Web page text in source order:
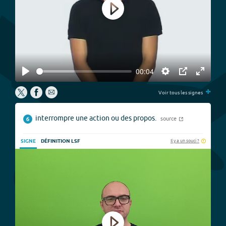
Play
00:04
Settings
PIP
Enter
Play
Voir tous les signes +
6 interrompre une action ou des propos. source
SIGNE DÉFINITION LSF Il y a un souci ?